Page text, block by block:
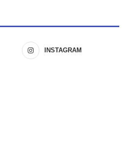
INSTAGRAM